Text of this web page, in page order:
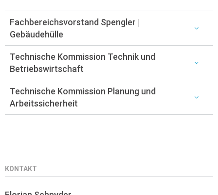
Fachbereichsvorstand Spengler |
Gebäudehülle
Technische Kommission Technik und
Betriebswirtschaft
Technische Kommission Planung und
Arbeitssicherheit
KONTAKT